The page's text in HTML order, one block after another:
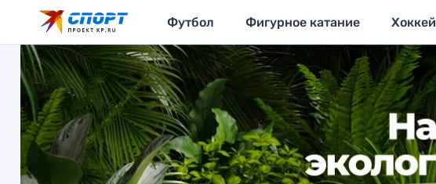
Футбол Фигурное катание Хоккей